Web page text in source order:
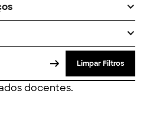
Limpar Filtros
docentes.